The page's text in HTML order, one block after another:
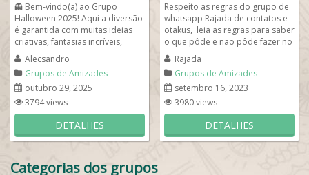
👻 Bem-vindo(a) ao Grupo
Halloween 2025! Aqui a diversão
é garantida com muitas ideias
criativas, fantasias incríveis,
maquiagens assustadoras e
enfeites...
Alecsandro
Grupos de Amizades
outubro 29, 2025
3794 views
DETALHES
Respeito as regras do grupo de
whatsapp Rajada de contatos e
otakus, leia as regras para saber
o que pôde e não pôde fazer no
grupo sempre adicionando...
Rajada
Grupos de Amizades
setembro 16, 2023
3980 views
DETALHES
Categorias dos grupos